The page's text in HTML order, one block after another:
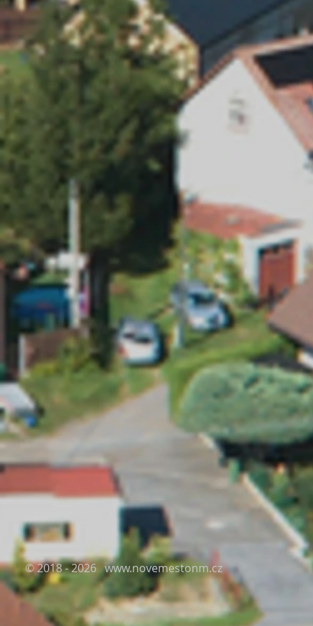
© 2018 - 2026www.novemestonm.cz